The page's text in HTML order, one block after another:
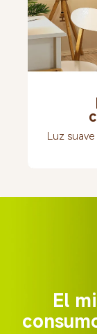
Luz
El